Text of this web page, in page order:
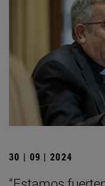
30 | 09 | 2024